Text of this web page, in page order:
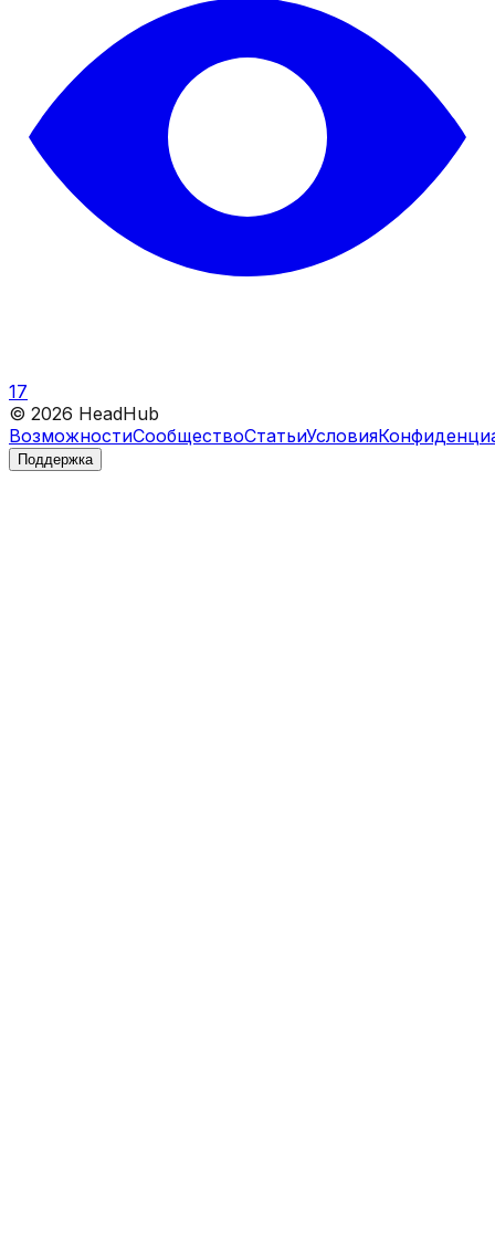
17
© 2026 HeadHub
ВозможностиСообществоСтатьиУсловия
Поддержка